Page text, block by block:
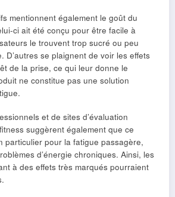
mentionnent également le goût du
ci ait été conçu pour être facile à
le trouvent trop sucré ou peu
D’autres se plaignent de voir les effets
de la prise, ce qui leur donne le
ne constitue pas une solution
et de sites d’évaluation
suggèrent également que ce
particulier pour la fatigue passagère,
d’énergie chroniques. Ainsi, les
à des effets très marqués pourraient